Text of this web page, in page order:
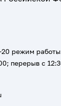
режим
перерыв с